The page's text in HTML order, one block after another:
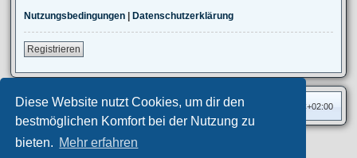
Diese Website nutzt Cookies, um dir den
bestmöglichen Komfort bei der Nutzung zu
bieten. Mehr erfahren
Nutzungsbedingungen | Datenschutzerklärung
Registrieren
Foren-Übersicht Alle Zeiten sind UTC+02:00
Privates Forum ©